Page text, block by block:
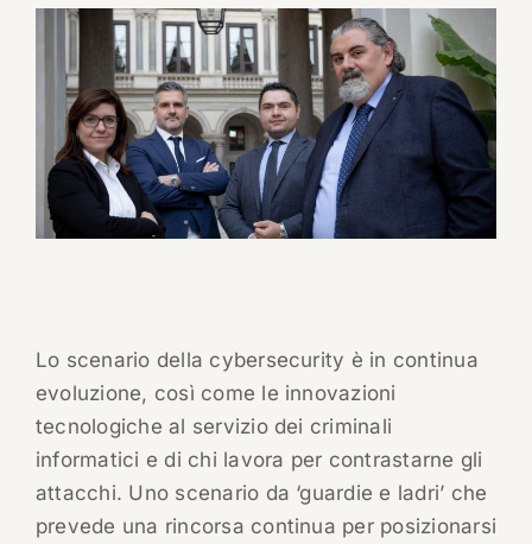
Lo scenario della cybersecurity è in continua
evoluzione, così come le innovazioni
tecnologiche al servizio dei criminali
informatici e di chi lavora per contrastarne gli
attacchi. Uno scenario da ‘guardie e ladri’ che
prevede una rincorsa continua per posizionarsi